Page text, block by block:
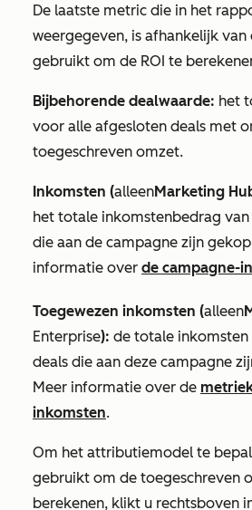
De laatste metric die in het
weergegeven, is afhankelijk van
gebruikt om de ROI te
Bijbehorende dealwaarde: het
voor alle afgesloten deals met
toegeschreven omzet.
Inkomsten (alleenMarketing
het totale inkomstenbedrag
die aan de campagne zijn
informatie over de campagne-
Toegewezen inkomsten (alleen
Enterprise): de totale inkomsten
deals die aan deze campagne
Meer informatie over de
inkomsten.
Om het attributiemodel te
gebruikt om de toegeschreven
berekenen, klikt u rechtsboven